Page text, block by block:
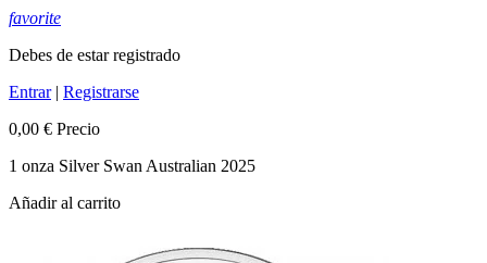
favorite
Debes de estar registrado
Entrar| Registrarse
0,00 € Precio
1 onza Silver Swan Australian 2025
Añadir al carrito